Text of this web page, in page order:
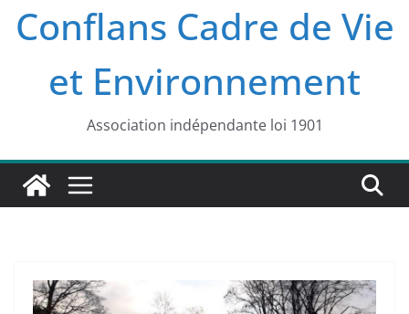
Conflans Cadre de Vie
et Environnement
Association indépendante loi 1901